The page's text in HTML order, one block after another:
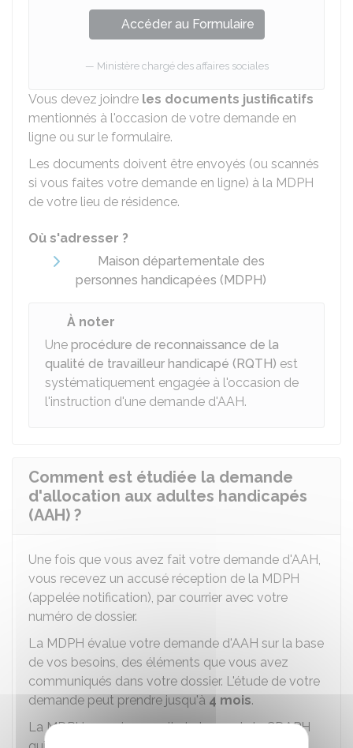
Accéder au Formulaire
Ministère chargé des affaires sociales
Vous devez joindre les documents justificatifs
mentionnés à l'occasion de votre demande en
ligne ou sur le formulaire.
Les documents doivent être envoyés (ou scannés
si vous faites votre demande en ligne) à la MDPH
de votre lieu de résidence.
Où s'adresser ?
Maison départementale des
personnes handicapées (MDPH)
À noter
Une procédure de reconnaissance de la
qualité de travailleur handicapé (RQTH) est
systématiquement engagée à l'occasion de
l'instruction d'une demande d'AAH.
Comment est étudiée la demande
d'allocation aux adultes handicapés
(AAH) ?
Une fois que vous avez fait votre demande d'AAH,
vous recevez un accusé réception de la MDPH
(appelée notification), par courrier avec votre
numéro de dossier.
La MDPH évalue votre demande d'AAH sur la base
de vos besoins, des éléments que vous avez
communiqués dans votre dossier. L'étude de votre
demande peut prendre jusqu'à 4 mois.
La MDPH organise ensuite la tenue de la CDAPH